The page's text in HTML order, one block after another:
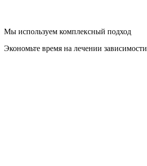
Мы используем комплексный подход
Экономьте время на лечении зависимости